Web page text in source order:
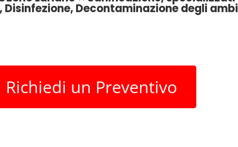
Disinfezione, Decontaminazione degli
Richiedi un Preventivo